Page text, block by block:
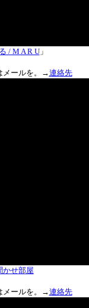
/ M A R U」
メールを。→連絡先
かせ部屋
メールを。→連絡先